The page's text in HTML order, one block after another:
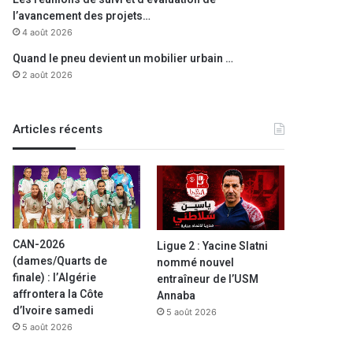
Le Président Tebboune
travail et d’inspection dans
Décès du Secrétaire général de la Présidence de la République Mohamed El-Amine Messaid
28 mars 2022
CN: le Président Tebboune désigne Chems Eddine Chitour et Benalia Belhouadjeb membres du tiers présidentiel
31 mai 2021
l’avancement des projets…
4 août 2026
Quand le pneu devient un mobilier urbain …
2 août 2026
Articles récents
CAN-2026
(dames/Quarts de
finale) : l’Algérie
affrontera la Côte
d’Ivoire samedi
5 août 2026
Ligue 2 : Yacine Slatni
nommé nouvel
entraîneur de l’USM
Annaba
5 août 2026